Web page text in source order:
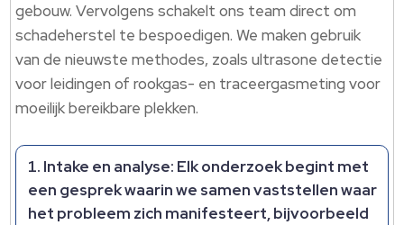
gebouw. Vervolgens schakelt ons team direct om
schadeherstel te bespoedigen. We maken gebruik
van de nieuwste methodes, zoals ultrasone detectie
voor leidingen of rookgas- en traceergasmeting voor
moeilijk bereikbare plekken.
Intake en analyse: Elk onderzoek begint met
een gesprek waarin we samen vaststellen waar
het probleem zich manifesteert, bijvoorbeeld